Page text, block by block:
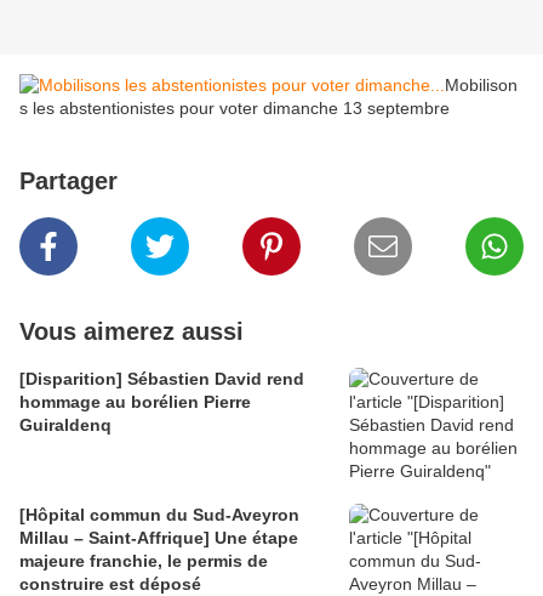
Mobilison
s les abstentionistes pour voter dimanche 13 septembre
Partager
Vous aimerez aussi
[Disparition] Sébastien David rend
hommage au borélien Pierre
Guiraldenq
[Hôpital commun du Sud-Aveyron
Millau – Saint-Affrique] Une étape
majeure franchie, le permis de
construire est déposé